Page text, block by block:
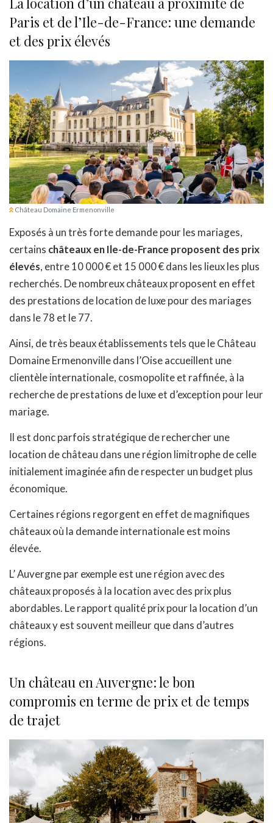
Paris et de l’Ile-de-France: une demande
et des prix élevés
Château Domaine Ermenonville
Exposés à un très forte demande pour les mariages,
certains châteaux en Ile-de-France proposent des prix
élevés, entre 10 000 € et 15 000 € dans les lieux les plus
recherchés. De nombreux châteaux proposent en effet
des prestations de location de luxe pour des mariages
dans le 78 et le 77.
Ainsi, de très beaux établissements tels que le Château
Domaine Ermenonville dans l’Oise accueillent une
clientèle internationale, cosmopolite et raffinée, à la
recherche de prestations de luxe et d’exception pour leur
mariage.
Il est donc parfois stratégique de rechercher une
location de château dans une région limitrophe de celle
initialement imaginée afin de respecter un budget plus
économique.
Certaines régions regorgent en effet de magnifiques
châteaux où la demande internationale est moins
élevée.
L’ Auvergne par exemple est une région avec des
châteaux proposés à la location avec des prix plus
abordables. Le rapport qualité prix pour la location d’un
châteaux y est souvent meilleur que dans d’autres
régions.
Un château en Auvergne: le bon
compromis en terme de prix et de temps
de trajet